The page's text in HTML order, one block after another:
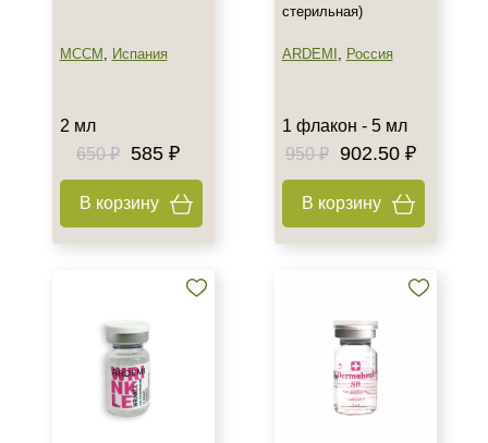
Показать еще
Профессиональная
Универсальная
Все типы кожи
MCCM , Испания
2 мл
650 ₽ 585 ₽
В корзину
стерильная)
ARDEMI , Россия
1 флакон - 5 мл
950 ₽
902.50 ₽
В корзину